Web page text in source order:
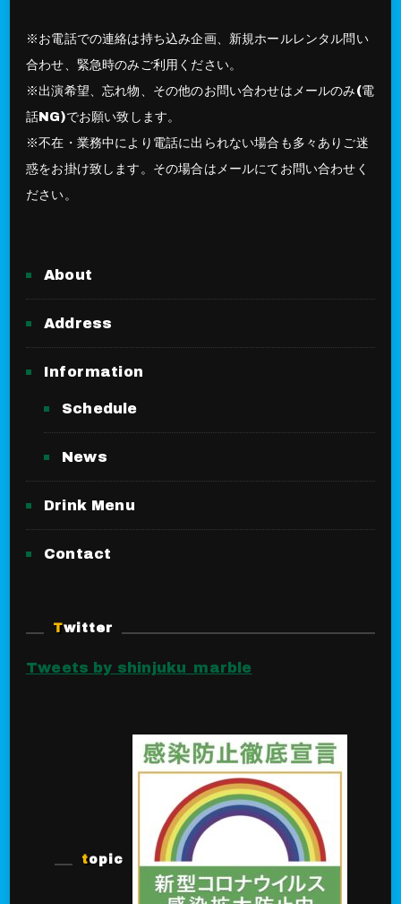
※お電話での連絡は持ち込み企画、新規ホールレンタル問い
合わせ、緊急時のみご利用ください。
※出演希望、忘れ物、その他のお問い合わせはメールのみ(電
話NG)でお願い致します。
※不在・業務中により電話に出られない場合も多々ありご迷
惑をお掛け致します。その場合はメールにてお問い合わせく
ださい。
About
Address
Information
Schedule
News
Drink Menu
Contact
Twitter
Tweets by shinjuku_marble
topic